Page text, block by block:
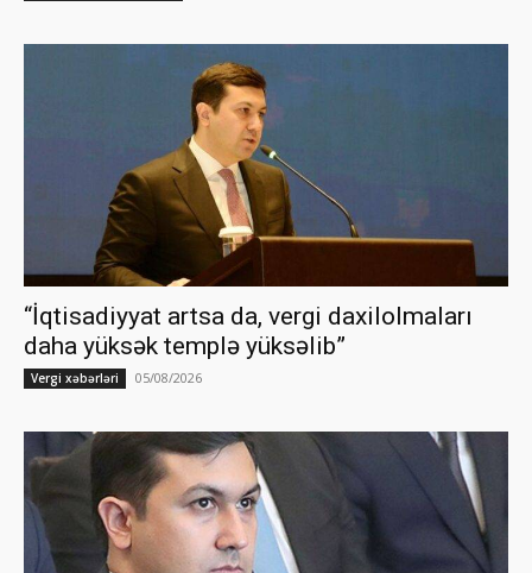
“İqtisadiyyat artsa da, vergi daxilolmaları
daha yüksək templə yüksəlib”
Vergi xəbərləri 05/08/2026